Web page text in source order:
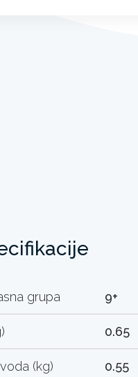
grupa 9+
0.65
(kg) 0.55